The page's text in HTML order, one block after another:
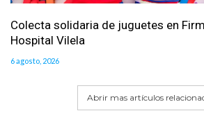
Colecta solidaria de juguetes en
Hospital Vilela
6 agosto, 2026
Abrir mas artículos